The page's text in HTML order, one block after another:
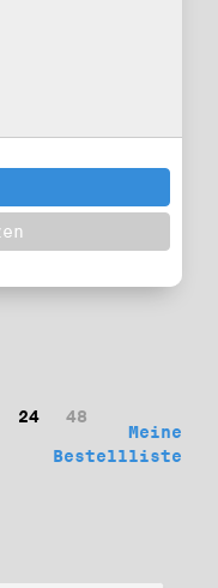
24
48
Meine
Bestellliste